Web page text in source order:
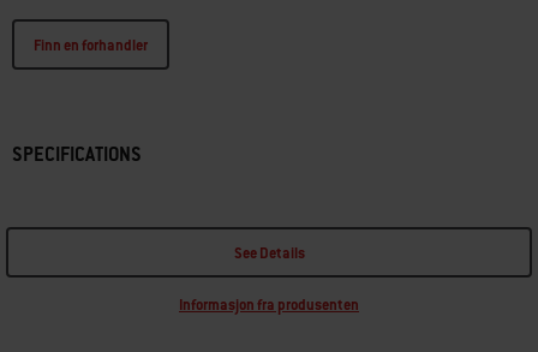
Finn en forhandler
SPECIFICATIONS
See Details
Informasjon fra produsenten